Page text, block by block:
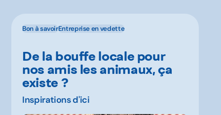
Bon à savoirEntreprise en vedette
De la bouffe locale pour
nos amis les animaux, ça
existe ?
Inspirations d'ici